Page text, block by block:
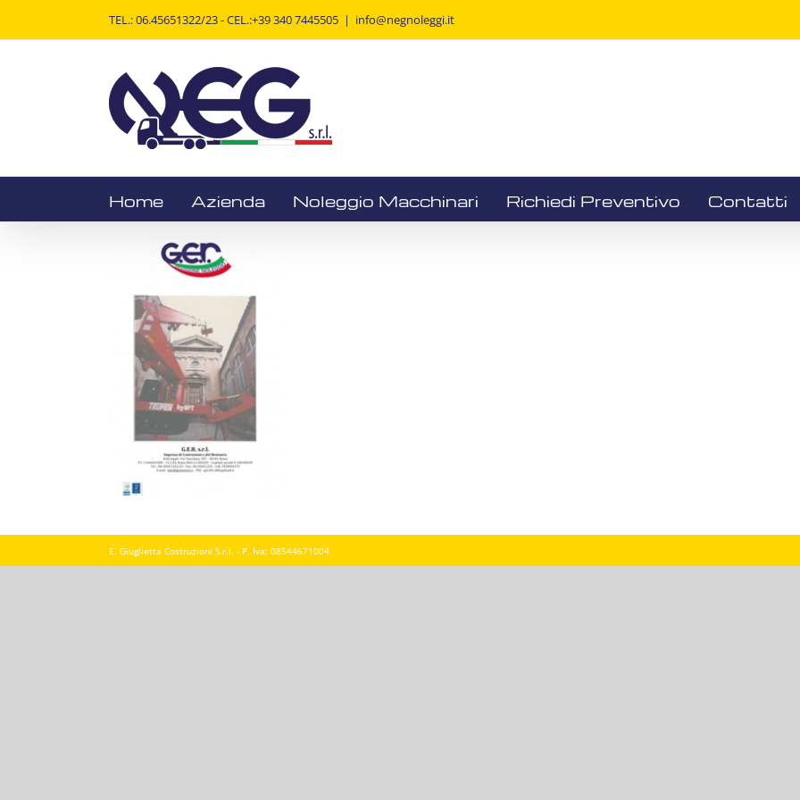
TEL.: 06.45651322/23 - CEL.:+39 340 7445505 | info@negnoleggi.it
Home Azienda Noleggio Macchinari Richiedi Preventivo Contatti
E. Giuglietta Costruzioni S.r.l. - P. Iva: 08544671004